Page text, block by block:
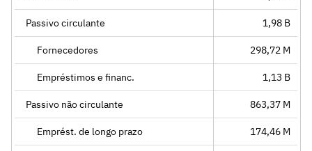
Passivo circulante 1,98 B
Fornecedores 298,72 M
Empréstimos e financ. 1,13 B
Passivo não circulante 863,37 M
Emprést. de longo prazo 174,46 M